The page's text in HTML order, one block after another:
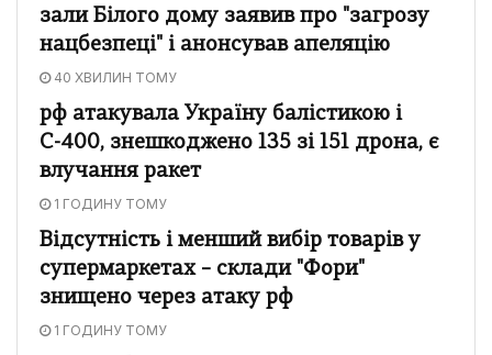
зали Білого дому заявив про "загрозу
нацбезпеці" і анонсував апеляцію
40 ХВИЛИН ТОМУ
рф атакувала Україну балістикою і
С-400, знешкоджено 135 зі 151 дрона, є
влучання ракет
1 ГОДИНУ ТОМУ
Відсутність і менший вибір товарів у
супермаркетах – склади "Фори"
знищено через атаку рф
1 ГОДИНУ ТОМУ